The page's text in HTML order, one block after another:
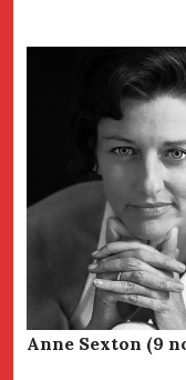
Anne Sexton (9